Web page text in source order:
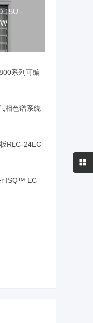
15U -
系列可编
相色谱系统
RLC-24EC
ISQ™ EC